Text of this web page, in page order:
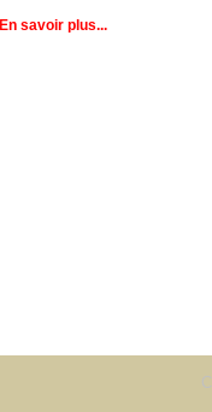
En savoir plus...